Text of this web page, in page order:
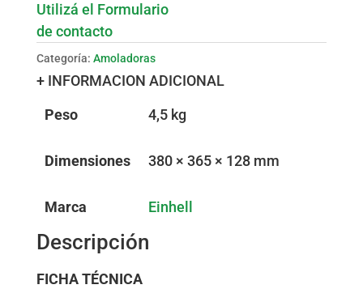
Utilizá el Formulario
de contacto
Categoría: Amoladoras
+ INFORMACION ADICIONAL
Peso
4,5 kg
Dimensiones 380 × 365 × 128 mm
Marca Einhell
Descripción
FICHA TÉCNICA